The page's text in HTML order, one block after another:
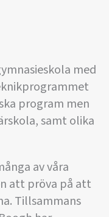
med
program men
samt olika
av våra
att pröva på att
Tillsammans